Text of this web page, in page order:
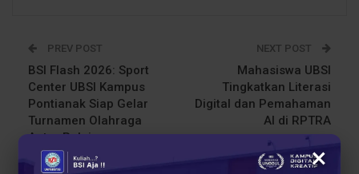
PREV POST
BSI Flash 2026: Sport
Center UBSI Kampus
Pontianak Siap Gelar
Turnamen Olahraga
Antar Pelajar
NEXT POST
Mahasiswa UBSI
Tingkatkan Literasi
Digital dan Pemahaman
AI di RPTRA
×